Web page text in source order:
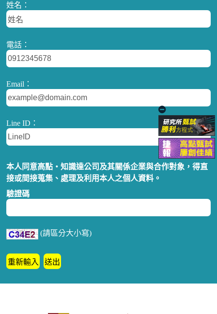
姓名：
電話：
Email：
Line ID：
本人同意高點‧知識達公司及其關係企業與合作對象，得直
接或間接蒐集、處理及利用本人之個人資料。
驗證碼
(請區分大小寫)